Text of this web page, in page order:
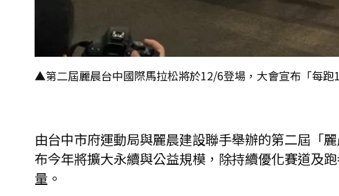
▲第二屆麗晨台中國際馬拉松將於12/6登場，大會宣布「每
由台中市府運動局與麗晨建設聯手舉辦的第二屆「
布今年將擴大永續與公益規模，除持續優化賽道及
量。